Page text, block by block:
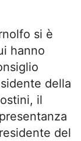
si è
hanno
della
il
del